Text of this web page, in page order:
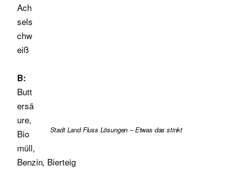
Stadt Land Fluss Lösungen – Etwas das stinkt
Ach
sels
chw
eiß
B:
Butt
ersä
ure,
Bio
müll,
Benzin, Bierteig